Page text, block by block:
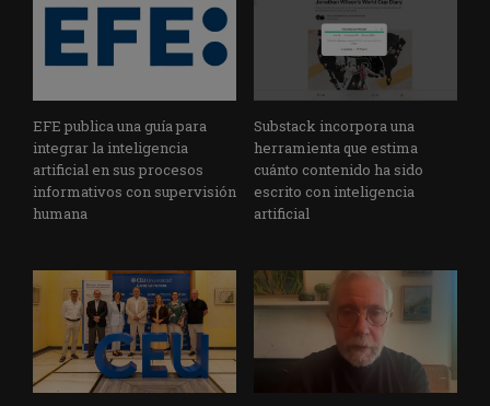
EFE publica una guía para
integrar la inteligencia
artificial en sus procesos
informativos con supervisión
humana
Substack incorpora una
herramienta que estima
cuánto contenido ha sido
escrito con inteligencia
artificial